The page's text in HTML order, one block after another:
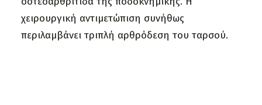
χειρουργική αντιμετώπιση συνήθως
περιλαμβάνει τριπλή αρθρόδεση του ταρσού.